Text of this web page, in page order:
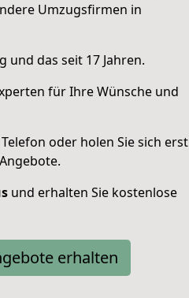
Umzugsfirmen in
und das seit 17 Jahren.
für Ihre Wünsche und
oder holen Sie sich erst
und erhalten Sie kostenlose
erhalten